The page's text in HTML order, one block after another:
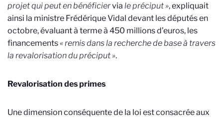
projet qui peut en bénéficiervia le préciput », expliquait
ainsi la ministre Frédérique Vidal devant les députés en
octobre, évaluant à terme à 450 millions d’euros, les
financements« remis dans la recherche de base à travers
la revalorisation du préciput ».
Revalorisation des primes
Une dimension conséquente de la loi est consacrée aux